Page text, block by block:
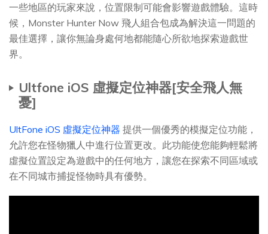
一些地區的玩家來說，位置限制可能會影響遊戲體驗。這時
候，Monster Hunter Now 飛人組合包成為解決這一問題的
最佳選擇，讓你無論身處何地都能隨心所欲地探索遊戲世
界。
Ultfone iOS 虛擬定位神器[安全飛人無
憂]
UltFone iOS 虛擬定位神器 提供一個優秀的模擬定位功能，
允許您在怪物獵人中進行位置更改。此功能使您能夠輕鬆將
虛擬位置設定為遊戲中的任何地方，讓您在探索不同區域或
在不同城市捕捉怪物時具有優勢。